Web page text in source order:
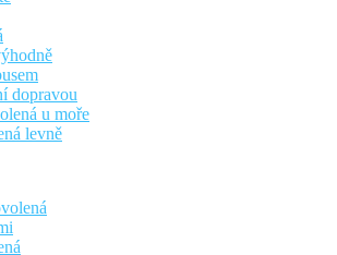
vstupní hala s recepcí, restaurace, výtahy,
zahrada, venkovní bazén s oddělenou dětskou
s lehátky a slunečníky zdarma, bar u
lůžkové pokoje s možností 1 přistýlky, mají
dopravou
u moře
levně